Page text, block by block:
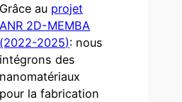
Grâce au projet
ANR 2D-MEMBA
(2022-2025): nous
intégrons des
nanomatériaux
pour la fabrication